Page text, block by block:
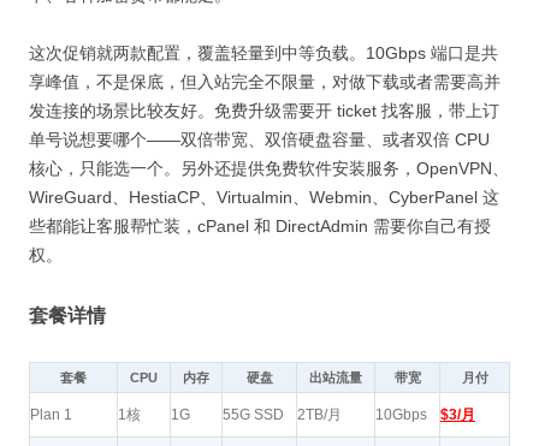
这次促销就两款配置，覆盖轻量到中等负载。10Gbps 端口是共
享峰值，不是保底，但入站完全不限量，对做下载或者需要高并
发连接的场景比较友好。免费升级需要开 ticket 找客服，带上订
单号说想要哪个——双倍带宽、双倍硬盘容量、或者双倍 CPU
核心，只能选一个。另外还提供免费软件安装服务，OpenVPN、
WireGuard、HestiaCP、Virtualmin、Webmin、CyberPanel 这
些都能让客服帮忙装，cPanel 和 DirectAdmin 需要你自己有授
权。
套餐详情
套餐 CPU 内存 硬盘 出站流量 带宽 月付
Plan 1 1核 1G 55G SSD 2TB/月 10Gbps $3/月